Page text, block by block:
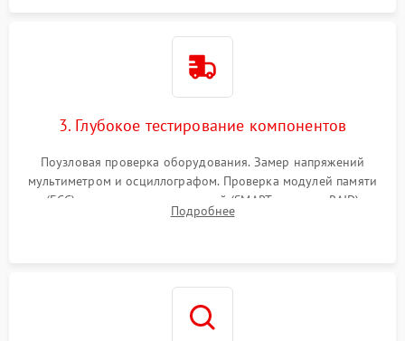
3. Глубокое тестирование компонентов
Поузловая проверка оборудования. Замер напряжений
мультиметром и осциллографом. Проверка модулей памяти
(ECC) и состояния накопителей (SMART, массивы RAID)
специализированными диагностическими утилитами.
Подробнее